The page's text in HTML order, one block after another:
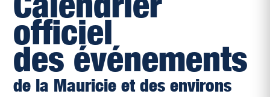
officiel
des événements
de la Mauricie et des environs